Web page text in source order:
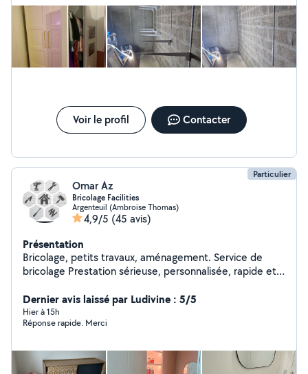
Voir le profil Contacter
Particulier
Omar Az
Bricolage Facilities
Argenteuil (Ambroise Thomas)
4,9/5 (45 avis)
Présentation
Bricolage, petits travaux, aménagement. Service de
bricolage Prestation sérieuse, personnalisée, rapide et
que: Electricité, peinture, nettoyage,
montage/démontage, fixation, réparation, jardinage,
débitage de bois et bien d'autres... Etude de projet &
Intérieur/extérieur N'hésitez pas à me contacter pour
discuter du service souhaité
Dernier avis laissé par Ludivine : 5/5
Hier à 15h
Réponse rapide. Merci